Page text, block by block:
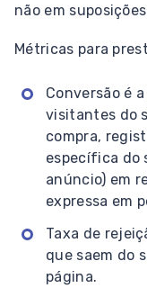
não em
Métricas para
Conversão é
visitantes do
compra,
específica do
anúncio) em
expressa em
Taxa de
que saem do
página.